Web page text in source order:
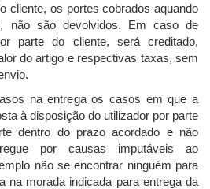
cliente, os portes cobrados aquando
não são devolvidos. Em caso de
parte do cliente, será creditado,
do artigo e respectivas taxas, sem
na entrega os casos em que a
à disposição do utilizador por parte
dentro do prazo acordado e não
por causas imputáveis ao
não se encontrar ninguém para
na morada indicada para entrega da